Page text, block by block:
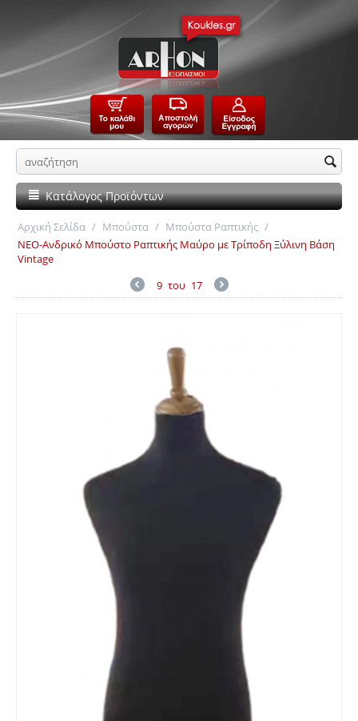
Κατάλογος Προϊόντων
Αρχική Σελίδα / Μπούστα / Μπούστα Ραπτικής /
ΝΕΟ-Ανδρικό Μπούστο Ραπτικής Μαύρο με Τρίποδη Ξύλινη Βάση
Vintage
9 του 17